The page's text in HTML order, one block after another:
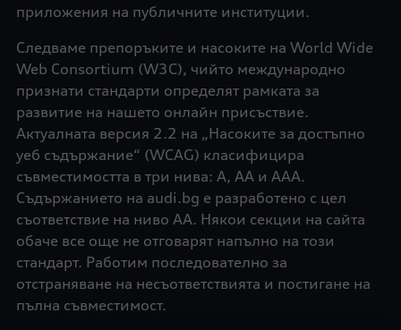
приложения на публичните институции.
Следваме препоръките и насоките на World Wide
Web Consortium (W3C), чийто международно
признати стандарти определят рамката за
развитие на нашето онлайн присъствие.
Актуалната версия 2.2 на „Насоките за достъпно
уеб съдържание“ (WCAG) класифицира
съвместимостта в три нива: A, AA и AAA.
Съдържанието на audi.bg е разработено с цел
съответствие на ниво AA. Някои секции на сайта
обаче все още не отговарят напълно на този
стандарт. Работим последователно за
отстраняване на несъответствията и постигане на
пълна съвместимост.